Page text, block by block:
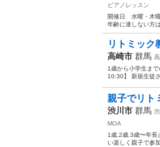
ピアノレッスン
開催日 水曜
年齢に達しない方
リトミック
高崎市 群馬
1歳から小学生ま
10:30】 新規生徒
親子でリ
渋川市 群馬
MOA
1歳.2歳.3歳〜年長
い楽しく親子で参